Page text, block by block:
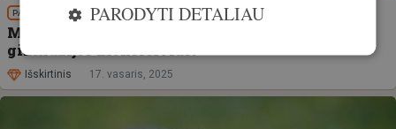
PATIRTIS
Molėtų krašto medžiotojai edukavo Alantos
gimnazijos moksleivius!
Išskirtinis 17. vasaris, 2025
PARODYTI DETALIAU